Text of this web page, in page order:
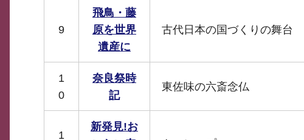
9
飛鳥・藤
原を世界
遺産に
古代日本の国づくりの舞台
1
0
奈良祭時
記
東佐味の六斎念仏
1
新発見!お